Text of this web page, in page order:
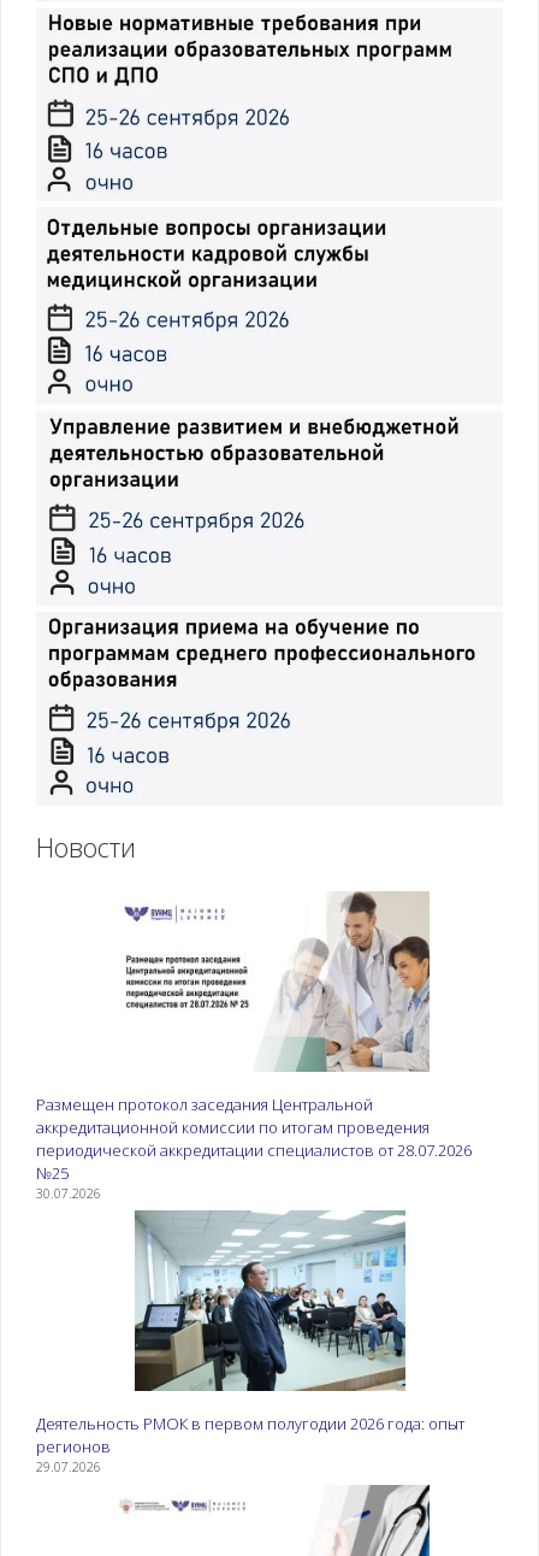
Новости
Размещен протокол заседания Центральной
аккредитационной комиссии по итогам проведения
периодической аккредитации специалистов от 28.07.2026
№25
30.07.2026
Деятельность РМОК в первом полугодии 2026 года: опыт
регионов
29.07.2026